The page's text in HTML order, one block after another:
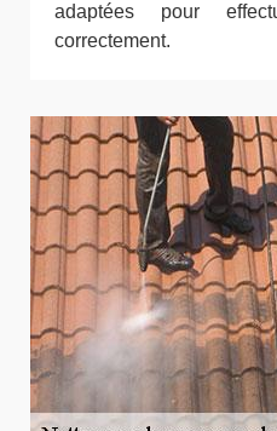
adaptées pour
correctement.